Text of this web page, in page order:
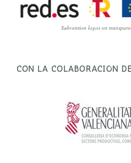
Subvention logos on
CON LA COLABORACIÓN